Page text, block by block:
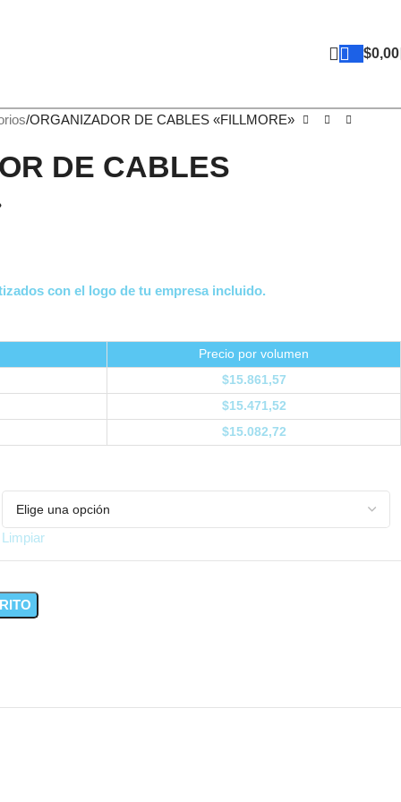
$0,00
ORGANIZADOR DE CABLES «FILLMORE»
DE CABLES
con el logo de tu empresa incluido.
Precio por volumen
$15.861,57
$15.471,52
$15.082,72
Limpiar